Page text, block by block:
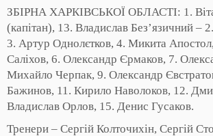
ЗБІРНА ХАРКІВСЬКОЇ ОБЛАСТІ: 1.
(капітан), 13. Владислав Без’язичний –
3. Артур Однолєтков, 4. Микита
Саліхов, 6. Олександр Єрмаков, 7.
Михайло Черпак, 9. Олександр
Бажинов, 11. Кирило Наволоков, 12.
Владислав Орлов, 15. Денис Гусаков.
Тренери – Сергій Колточихін, Сергій